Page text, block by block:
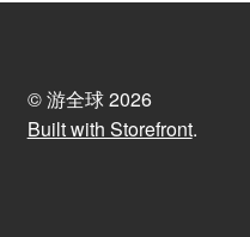
© 游全球 2026
Built with Storefront.